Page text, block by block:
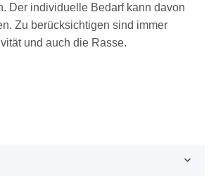
Der individuelle Bedarf kann davon
Zu berücksichtigen sind immer
und auch die Rasse.